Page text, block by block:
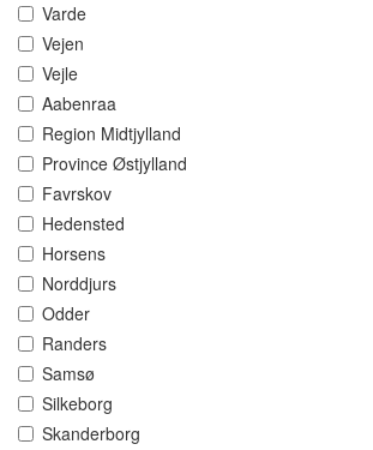
Varde
Vejen
Vejle
Aabenraa
Region Midtjylland
Province Østjylland
Favrskov
Hedensted
Horsens
Norddjurs
Odder
Randers
Samsø
Silkeborg
Skanderborg